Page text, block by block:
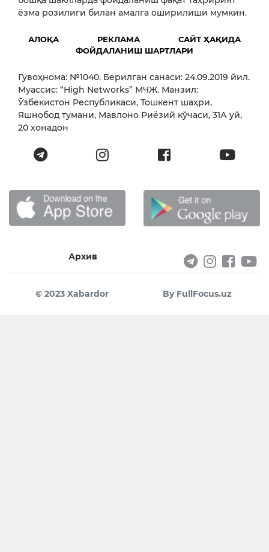
ёзма розилиги билан амалга оширилиши мумкин.
АЛОҚА РЕКЛАМА
САЙТ ҲАҚИДА
ФОЙДАЛАНИШ ШАРТЛАРИ
Гувоҳнома: №1040. Берилган санаси: 24.09.2019 йил.
Муассис: “High Networks” МЧЖ. Манзил:
Ўзбекистон Республикаси, Тошкент шаҳри,
Яшнобод тумани, Мавлоно Риёзий кўчаси, 31А уй,
20 хонадон
Архив
© 2023 Xabardor By FullFocus.uz